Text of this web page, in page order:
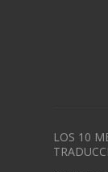
LOS 10